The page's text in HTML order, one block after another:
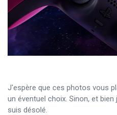
J'espère que ces photos vous
un éventuel choix. Sinon, et
suis désolé.